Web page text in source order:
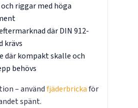
riggar med höga
där DIN 912-
krävs
där kompakt skalle och
behövs
– användfjäderbrickaför
spänt.